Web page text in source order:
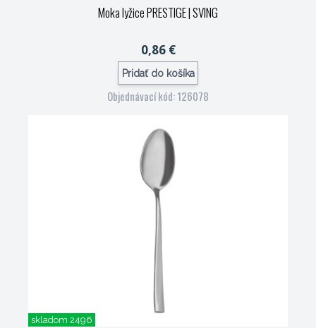
Moka lyžice PRESTIGE| SVING
0,86 €
Pridať do košíka
Objednávací kód: 126078
skladom 2496